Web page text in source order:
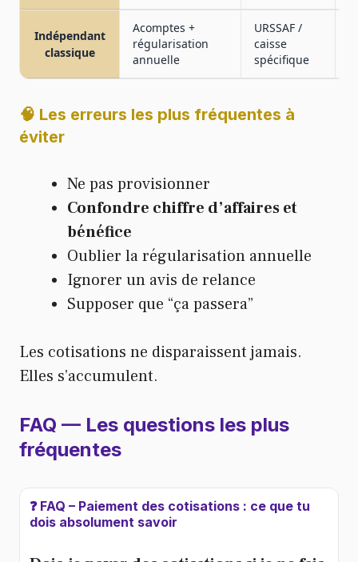
Indépendant
classique
Acomptes +
régularisation
annuelle
URSSAF /
caisse
spécifique
🧠 Les erreurs les plus fréquentes à
éviter
Ne pas provisionner
Confondre chiffre d’affaires et
bénéfice
Oublier la régularisation annuelle
Ignorer un avis de relance
Supposer que “ça passera”
Les cotisations ne disparaissent jamais.
Elles s’accumulent.
FAQ — Les questions les plus
fréquentes
❓ FAQ – Paiement des cotisations : ce que tu
dois absolument savoir